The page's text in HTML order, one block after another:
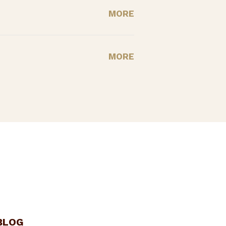
MORE
MORE